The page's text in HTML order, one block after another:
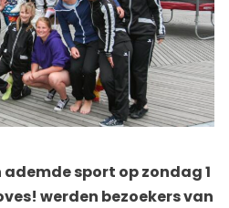
sport op zondag 1
werden bezoekers van